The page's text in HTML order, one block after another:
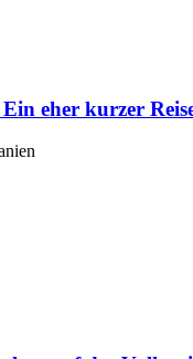
eher kurzer